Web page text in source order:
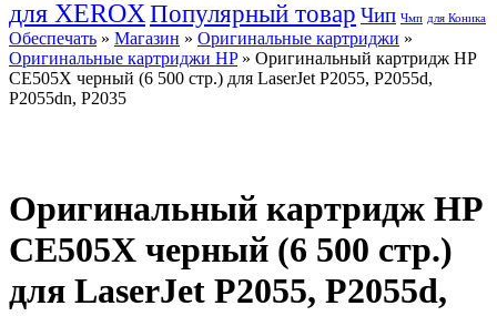
для XEROX Популярный товар Чип Чмп для Коника
Обеспечать » Магазин » Оригинальные картриджи »
Оригинальные картриджи HP» Оригинальный картридж НР
CE505X черный (6 500 стр.) для LaserJet P2055, P2055d,
P2055dn, P2035
Оригинальный картридж НР
CE505X черный (6 500 стр.)
для LaserJet P2055, P2055d,